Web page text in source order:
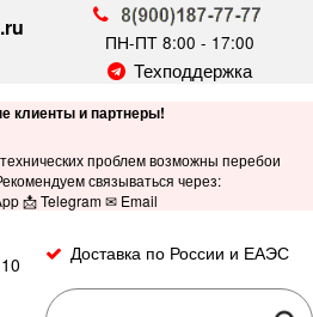
ПН-ПТ 8:00 - 17:00
Техподдержка
клиенты и партнеры!
проблем возможны перебои
связываться через:
📩 Telegram ✉ Email
Доставка по России и ЕАЭС